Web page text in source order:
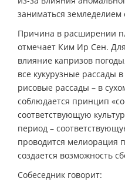
заниматься земледелием
Причина в расширении
отмечает Ким Ир Сен.
влияние капризов
все кукурузные рассады
рисовые рассады – в
соблюдается принцип
соответствующую
период –
проводится мелиорация
создается возможность
Собеседник говорит: